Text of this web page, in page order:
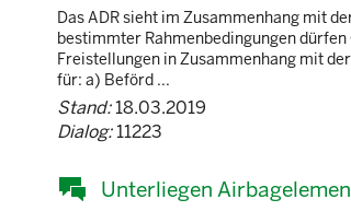
Das ADR sieht im Zusammenhang mit
bestimmter Rahmenbedingungen
Freistellungen in Zusammenhang mit
für: a) Beförd ...
Stand:18.03.2019
Dialog:11223
Unterliegen